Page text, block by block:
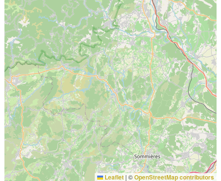
Leaflet | ©OpenStreetMap contributors